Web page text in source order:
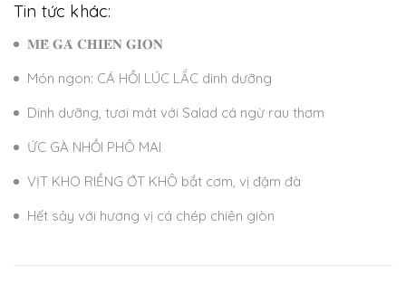
Tin tức khác:
𝐌𝐄̂̀ 𝐆𝐀̀ 𝐂𝐇𝐈𝐄̂𝐍 𝐆𝐈𝐎̀𝐍
Món ngon: CÁ HỒI LÚC LẮC dinh dưỡng
Dinh dưỡng, tươi mát với Salad cá ngừ rau thơm
ỨC GÀ NHỒI PHÔ MAI
VỊT KHO RIỀNG ỚT KHÔ bắt cơm, vị đậm đà
Hết sảy với hương vị cá chép chiên giòn